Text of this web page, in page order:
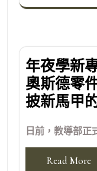
年夜學新
奧斯德零
披新馬甲
日前，教導部正
Read More